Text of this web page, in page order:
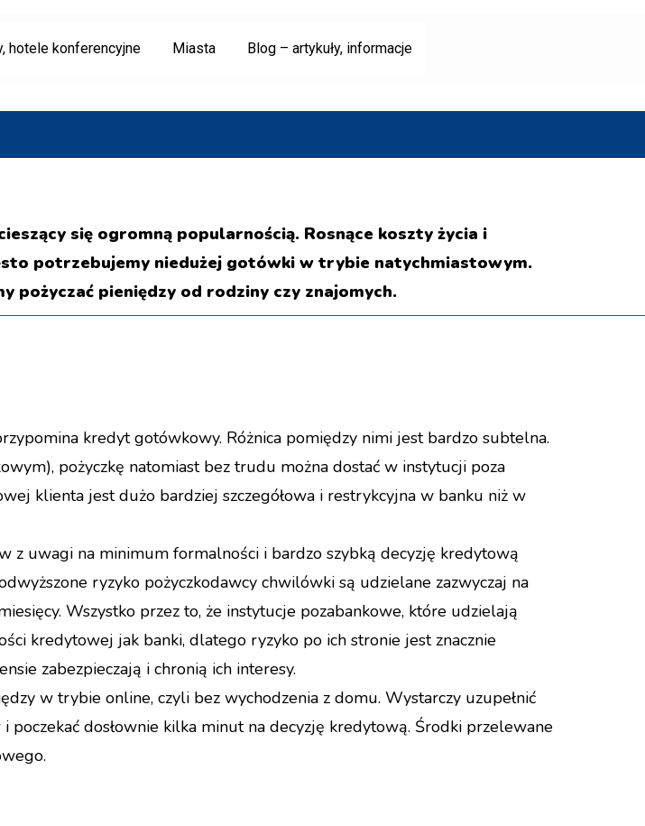
hotele konferencyjne Miasta Blog – artykuły, informacje
się ogromną popularnością. Rosnące koszty życia i
potrzebujemy niedużej gotówki w trybie natychmiastowym.
pożyczać pieniędzy od rodziny czy znajomych.
kredyt gotówkowy. Różnica pomiędzy nimi jest bardzo subtelna.
pożyczkę natomiast bez trudu można dostać w instytucji poza
klienta jest dużo bardziej szczegółowa i restrykcyjna w banku niż w
z uwagi na minimum formalności i bardzo szybką decyzję kredytową
ryzyko pożyczkodawcy chwilówki są udzielane zazwyczaj na
Wszystko przez to, że instytucje pozabankowe, które udzielają
kredytowej jak banki, dlatego ryzyko po ich stronie jest znacznie
zabezpieczają i chronią ich interesy.
w trybie online, czyli bez wychodzenia z domu. Wystarczy uzupełnić
dosłownie kilka minut na decyzję kredytową. Środki przelewane